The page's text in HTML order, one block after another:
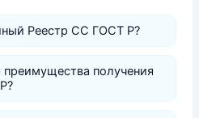
Реестр СС ГОСТ Р?
получения